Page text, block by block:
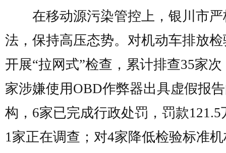
在移动源污染管控上，银川市严
法，保持高压态势。对机动车排放
开展“拉网式”检查，累计排查35家次
家涉嫌使用OBD作弊器出具虚假报
构，6家已完成行政处罚，罚款121.5
1家正在调查；对4家降低检验标准